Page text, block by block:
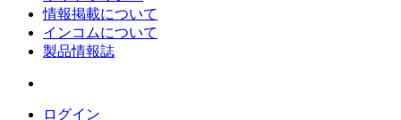
情報掲載について
インコムについて
製品情報誌
ログイン